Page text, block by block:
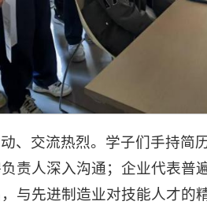
、交流热烈。学子们手持简
责人深入沟通；企业代表普
与先进制造业对技能人才的